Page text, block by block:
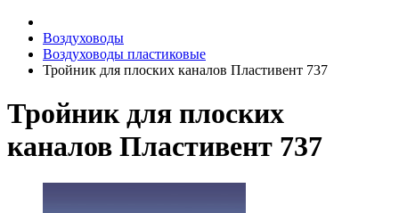
Воздуховоды
Воздуховоды пластиковые
Тройник для плоских каналов Пластивент 737
Тройник для плоских
каналов Пластивент 737